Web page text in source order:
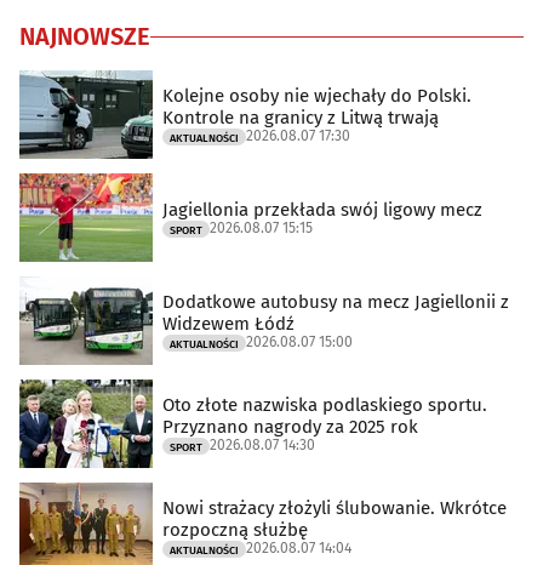
NAJNOWSZE
Kolejne osoby nie wjechały do Polski.
Kontrole na granicy z Litwą trwają
AKTUALNOŚCI 2026.08.07 17:30
Jagiellonia przekłada swój ligowy mecz
SPORT 2026.08.07 15:15
Dodatkowe autobusy na mecz Jagiellonii z
Widzewem Łódź
AKTUALNOŚCI 2026.08.07 15:00
Oto złote nazwiska podlaskiego sportu.
Przyznano nagrody za 2025 rok
SPORT 2026.08.07 14:30
Nowi strażacy złożyli ślubowanie. Wkrótce
rozpoczną służbę
AKTUALNOŚCI 2026.08.07 14:04